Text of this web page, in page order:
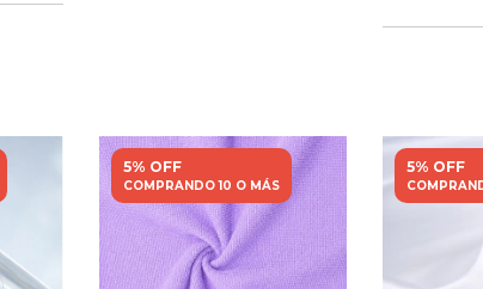
5% OFF
COMPRANDO 10 O MÁS
5% OFF